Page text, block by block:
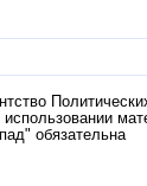
обязательна